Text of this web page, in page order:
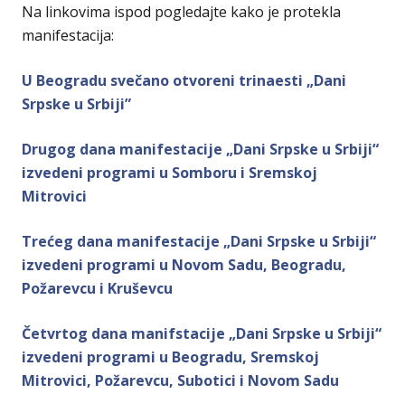
Na linkovima ispod pogledajte kako je protekla
manifestacija:
U Beogradu svečano otvoreni trinaesti „Dani
Srpske u Srbiji”
Drugog dana manifestacije „Dani Srpske u Srbiji“
izvedeni programi u Somboru i Sremskoj
Mitrovici
Trećeg dana manifestacije „Dani Srpske u Srbiji“
izvedeni programi u Novom Sadu, Beogradu,
Požarevcu i Kruševcu
Četvrtog dana manifstacije „Dani Srpske u Srbiji“
izvedeni programi u Beogradu, Sremskoj
Mitrovici, Požarevcu, Subotici i Novom Sadu